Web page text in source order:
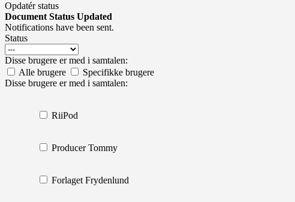
Opdatér status
Document Status Updated
Notifications have been sent.
Status
Disse brugere er med i samtalen:
Alle brugere
Specifikke brugere
Disse brugere er med i samtalen:
RiiPod
Producer Tommy
Forlaget Frydenlund